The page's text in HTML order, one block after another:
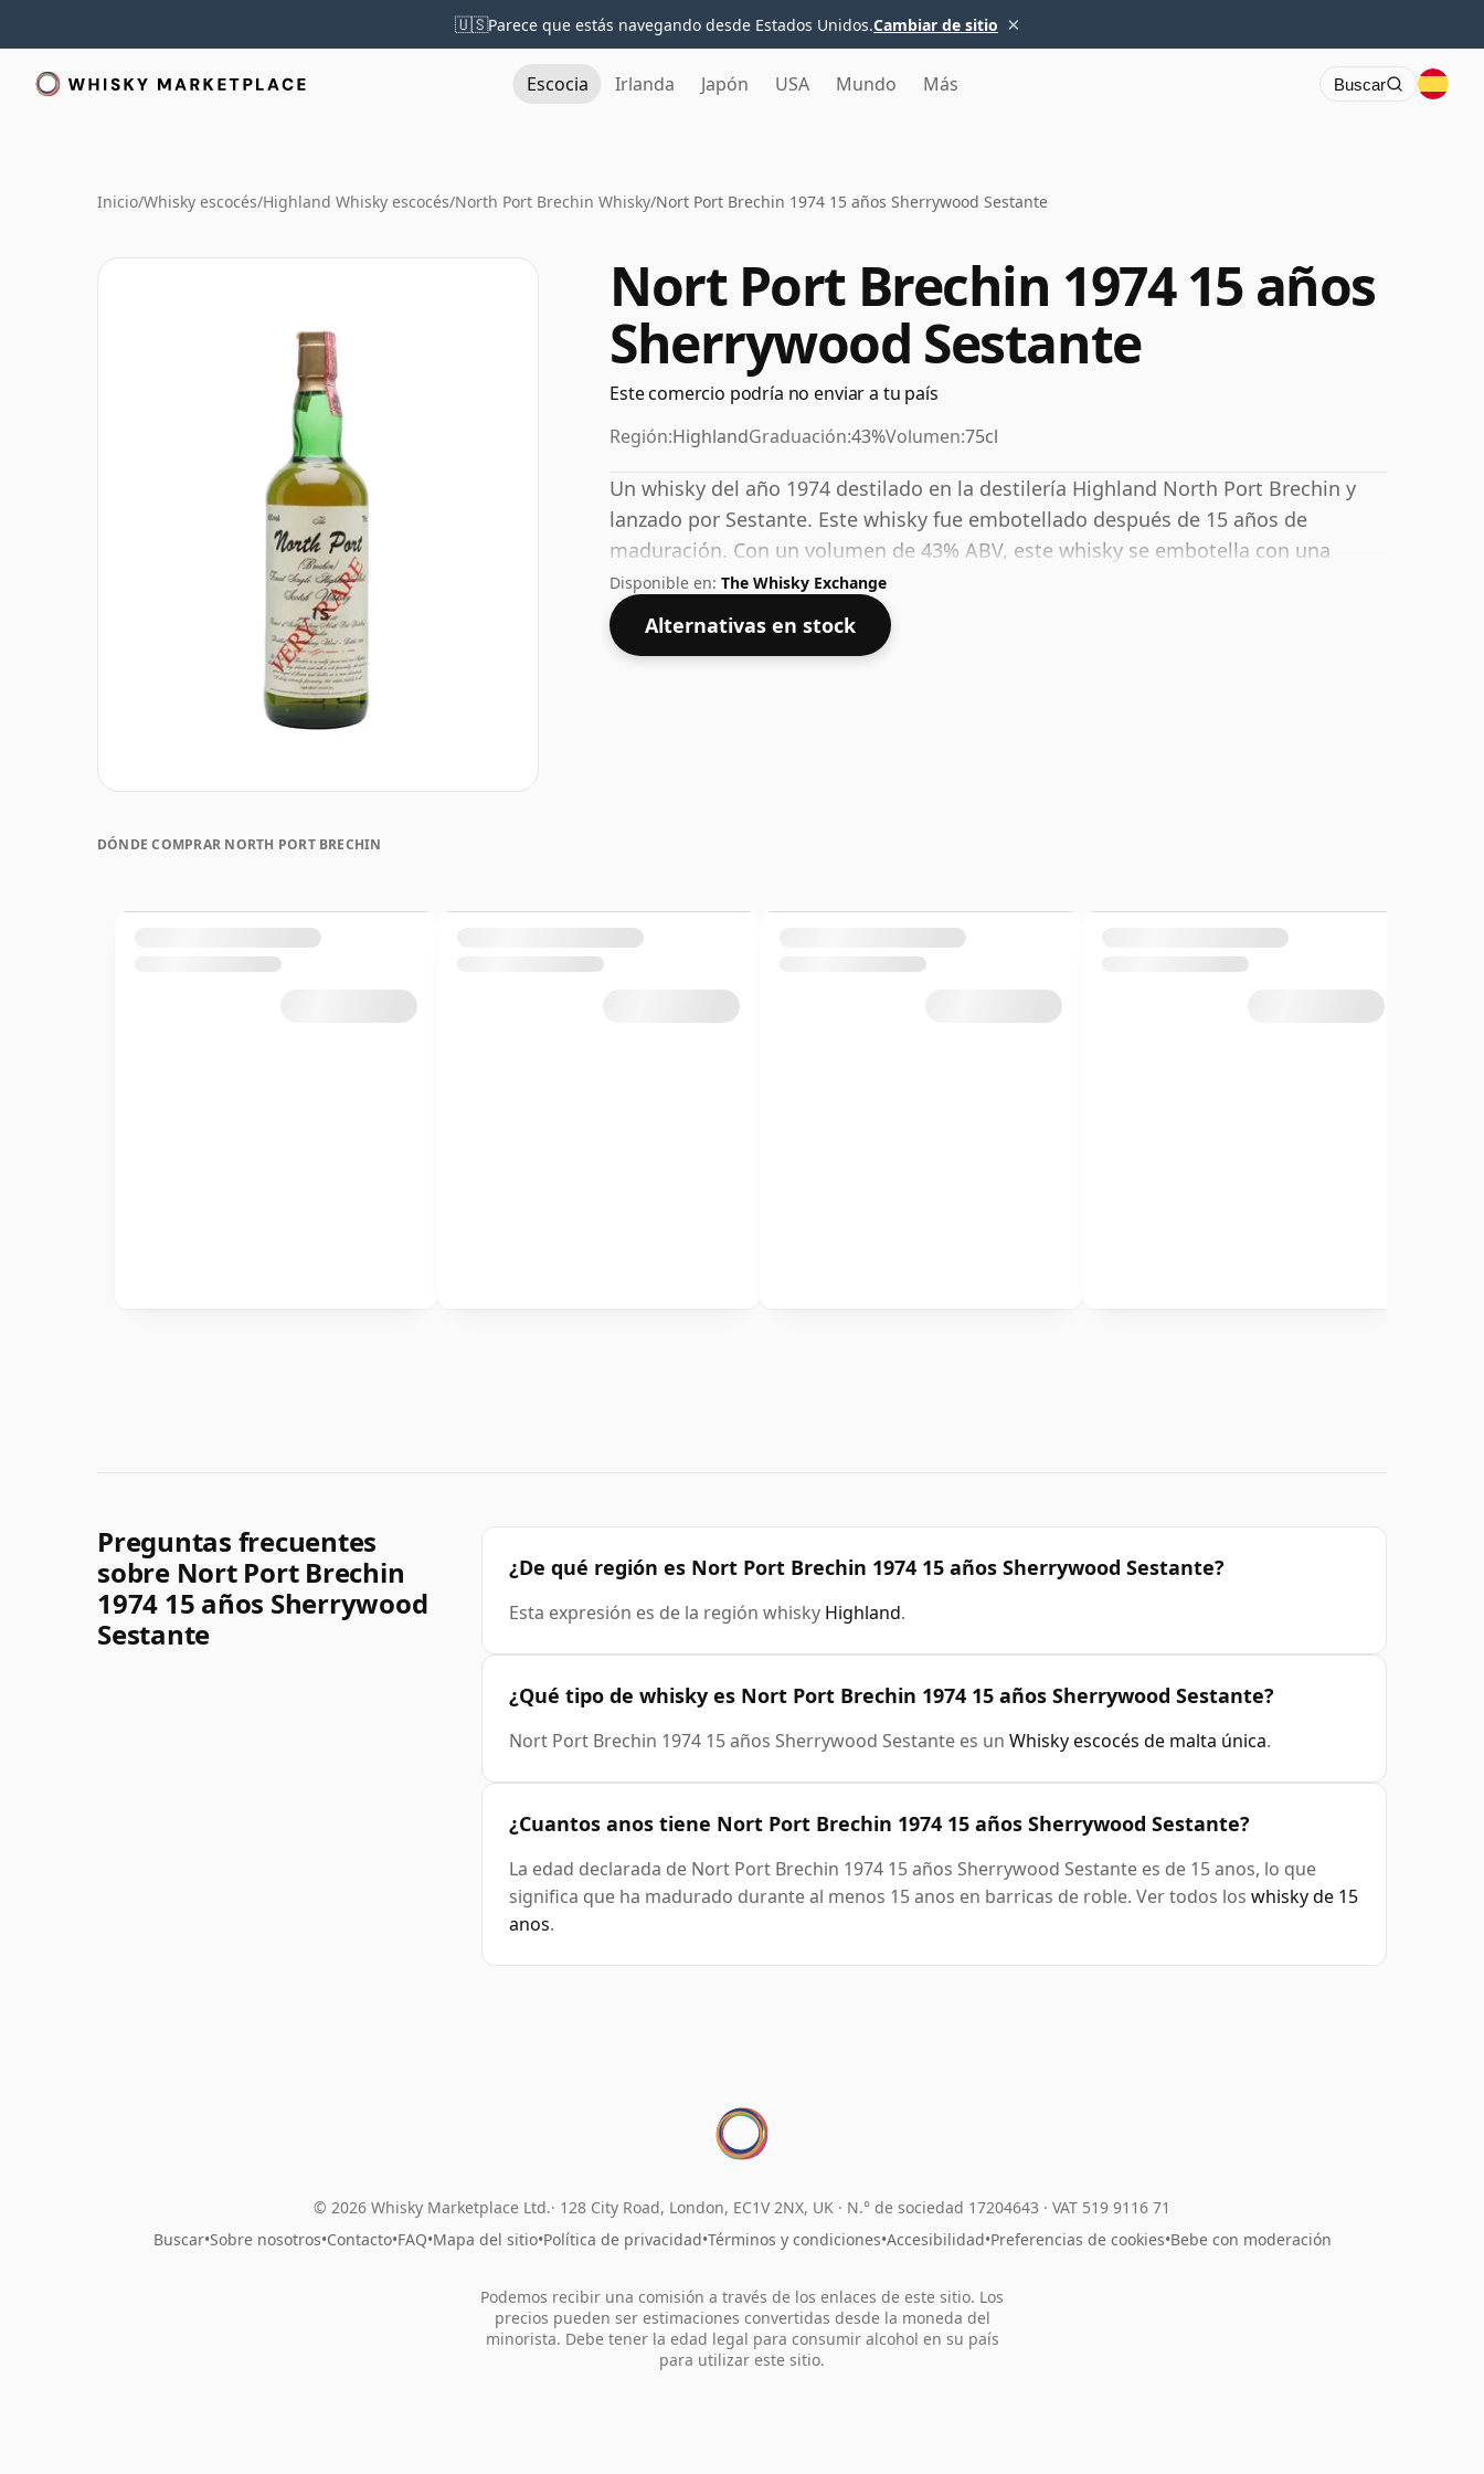
🇺🇸Parece que estás navegando desde Estados Unidos.Cambiar de sitio ×
Escocia Irlanda Japón USA Mundo Más Buscar
Inicio/Whisky escocés/Highland Whisky escocés/North Port Brechin Whisky/Nort Port Brechin 1974 15 años Sherrywood Sestante
Nort Port Brechin 1974 15 años
Sherrywood Sestante
Este comercio podría no enviar a tu país
Región:HighlandGraduación:43%Volumen:75cl
Un whisky del año 1974 destilado en la destilería Highland North Port Brechin y
lanzado por Sestante. Este whisky fue embotellado después de 15 años de
maduración. Con un volumen de 43% ABV, este whisky se embotella con una
concentración óptima para beber. Se disfruta solo o con una gota de agua.
Disponible en: The Whisky Exchange
Alternativas en stock
DÓNDE COMPRAR NORTH PORT BRECHIN
Preguntas frecuentes
sobre Nort Port Brechin
1974 15 años Sherrywood
Sestante
¿De qué región es Nort Port Brechin 1974 15 años Sherrywood Sestante?
Esta expresión es de la región whisky Highland.
¿Qué tipo de whisky es Nort Port Brechin 1974 15 años Sherrywood Sestante?
Nort Port Brechin 1974 15 años Sherrywood Sestante es un Whisky escocés de malta única.
¿Cuantos anos tiene Nort Port Brechin 1974 15 años Sherrywood Sestante?
La edad declarada de Nort Port Brechin 1974 15 años Sherrywood Sestante es de 15 anos, lo que
significa que ha madurado durante al menos 15 anos en barricas de roble. Ver todos los whisky de 15
anos.
© 2026 Whisky Marketplace Ltd. 128 City Road, London, EC1V 2NX, UK · N.° de sociedad 17204643 · VAT 519 9116 71
Buscar•Sobre nosotros•Contacto•FAQ•Mapa del sitio•Política de privacidad•Términos y condiciones•Accesibilidad•Preferencias de cookies•Bebe con moderación
Podemos recibir una comisión a través de los enlaces de este sitio. Los
precios pueden ser estimaciones convertidas desde la moneda del
minorista. Debe tener la edad legal para consumir alcohol en su país
para utilizar este sitio.